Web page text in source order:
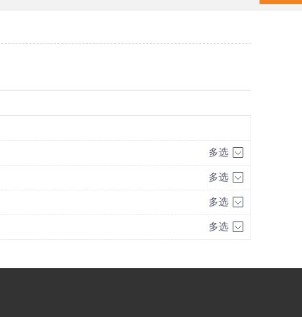
多选
多选
多选
多选